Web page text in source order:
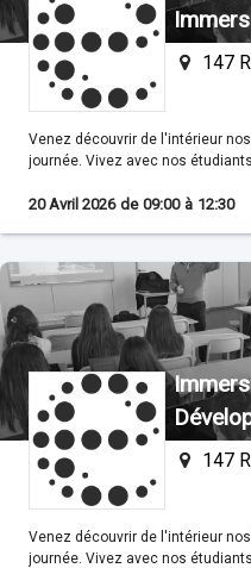
147
Venez découvrir de l'intérieur
journée. Vivez avec nos étudiants leur quotidien en cours pour vous
20 Avril 2026 de 09:00 à 12:30
147
Venez découvrir de l'intérieur
journée. Vivez avec nos étudiants leur quotidien en cours pour vous